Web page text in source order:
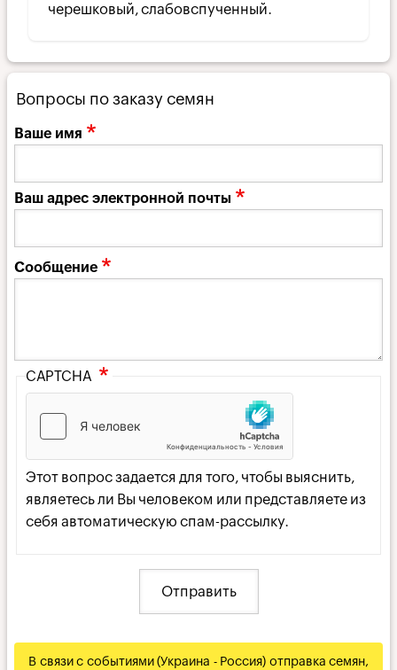
черешковый, слабовспученный.
Вопросы по заказу семян
Ваше имя
Ваш адрес электронной почты
Сообщение
CAPTCHA
Этот вопрос задается для того, чтобы выяснить,
являетесь ли Вы человеком или представляете из
себя автоматическую спам-рассылку.
В связи с событиями (Украина - Россия) отправка семян,